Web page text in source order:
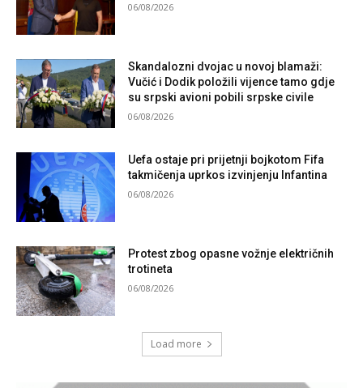
06/08/2026
Skandalozni dvojac u novoj blamaži:
Vučić i Dodik položili vijence tamo gdje
su srpski avioni pobili srpske civile
06/08/2026
Uefa ostaje pri prijetnji bojkotom Fifa
takmičenja uprkos izvinjenju Infantina
06/08/2026
Protest zbog opasne vožnje električnih
trotineta
06/08/2026
Load more